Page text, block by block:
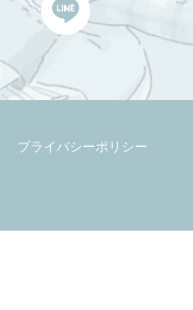
プライバシーポリシー